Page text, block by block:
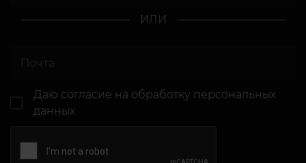
ИЛИ
Даю согласие на обработку персональных
данных